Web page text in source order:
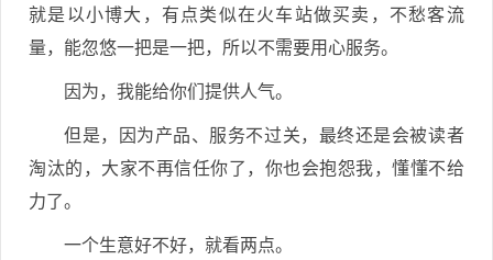
就是以小博大，有点类似在火车站做买卖，不愁客流
量，能忽悠一把是一把，所以不需要用心服务。
因为，我能给你们提供人气。
但是，因为产品、服务不过关，最终还是会被读者
淘汰的，大家不再信任你了，你也会抱怨我，懂懂不给
力了。
一个生意好不好，就看两点。